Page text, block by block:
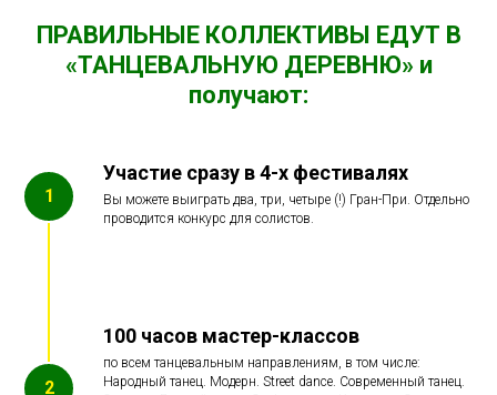
ПРАВИЛЬНЫЕ КОЛЛЕКТИВЫ ЕДУТ В
«ТАНЦЕВАЛЬНУЮ ДЕРЕВНЮ» и
получают:
Участие сразу в 4-х фестивалях
Вы можете выиграть два, три, четыре (!) Гран-При. Отдельно
проводится конкурс для солистов.
100 часов мастер-классов
по всем танцевальным направлениям, в том числе:
Народный танец. Модерн. Street dance. Современный танец.